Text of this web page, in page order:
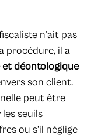
n’ait pas
procédure, il a
déontologique
son client.
peut être
les seuils
ou s’il néglige